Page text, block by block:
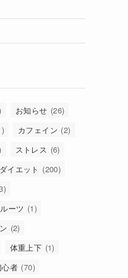
お知らせ (26)
カフェイン (2)
ストレス (6)
ダイエット (200)
ーツ (1)
(2)
体重上下 (1)
心者 (70)